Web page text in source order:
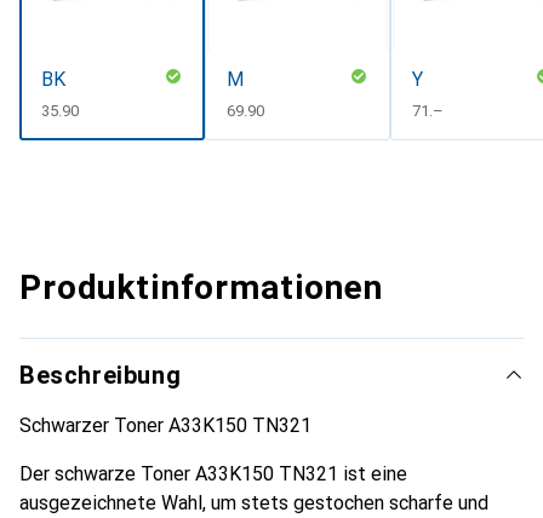
BK
CHF
35.90
M
CHF
69.90
Y
CHF
71.–
Produktinformationen
Beschreibung
Schwarzer Toner A33K150 TN321
Der schwarze Toner A33K150 TN321 ist eine
ausgezeichnete Wahl, um stets gestochen scharfe und